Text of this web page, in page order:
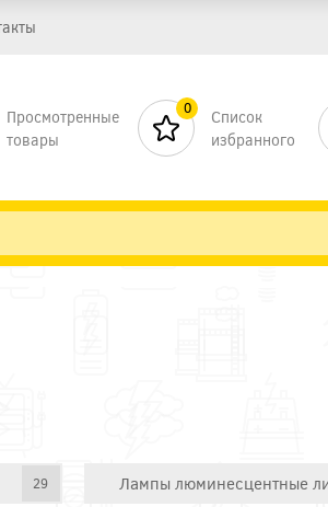
Просмотренные
товары
0
Список
избранного
29 Лампы люминесцентные